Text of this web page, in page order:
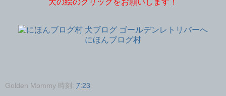
にほんブログ村
Golden Mommy 時刻: 7:23